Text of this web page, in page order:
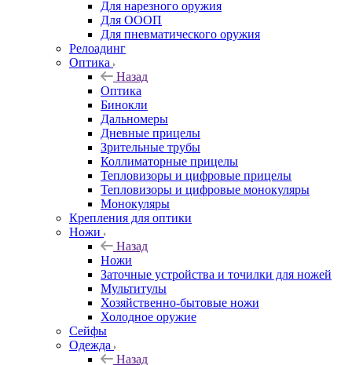
Для нарезного оружия
Для ОООП
Для пневматического оружия
Релоадинг
Оптика
Назад
Оптика
Бинокли
Дальномеры
Дневные прицелы
Зрительные трубы
Коллиматорные прицелы
Тепловизоры и цифровые прицелы
Тепловизоры и цифровые монокуляры
Монокуляры
Крепления для оптики
Ножи
Назад
Ножи
Заточные устройства и точилки для ножей
Мультитулы
Хозяйственно-бытовые ножи
Холодное оружие
Сейфы
Одежда
Назад